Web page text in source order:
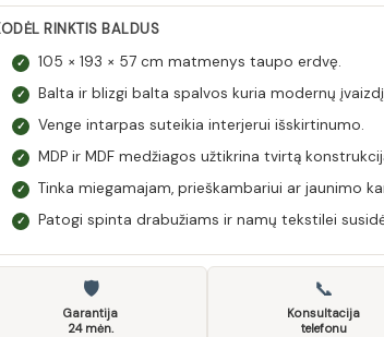
RINKTIS BALDUS
✓ 105 × 193 × 57 cm matmenys taupo erdvę.
✓ Balta ir blizgi balta spalvos kuria modernų
✓ Venge intarpas suteikia interjerui išskirtinumo.
✓ MDP ir MDF medžiagos užtikrina tvirtą
✓ Tinka miegamajam, prieškambariui ar jaunimo
✓ Patogi spinta drabužiams ir namų tekstilei
🛡
Garantija
24 mėn.
📞
Konsultacija
telefonu